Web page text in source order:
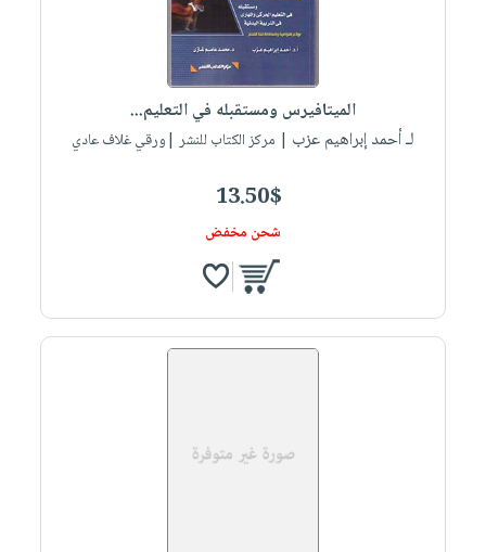
الميتافيرس ومستقبله في التعليم...
لـ أحمد إبراهيم عزب | مركز الكتاب للنشر |ورقي غلاف عادي
13.50$
شحن مخفض